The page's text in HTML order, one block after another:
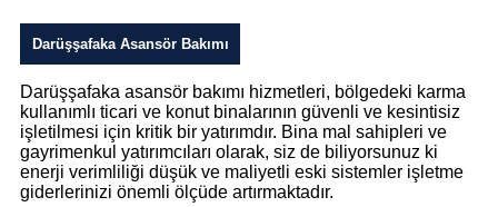
Darüşşafaka Asansör Bakımı
Darüşşafaka asansör bakımı hizmetleri, bölgedeki karma
kullanımlı ticari ve konut binalarının güvenli ve kesintisiz
işletilmesi için kritik bir yatırımdır. Bina mal sahipleri ve
gayrimenkul yatırımcıları olarak, siz de biliyorsunuz ki
enerji verimliliği düşük ve maliyetli eski sistemler işletme
giderlerinizi önemli ölçüde artırmaktadır.